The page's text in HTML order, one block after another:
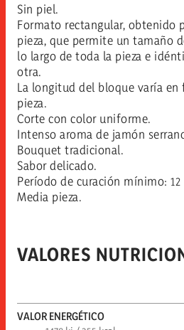
Sin piel.
Formato rectangular, obtenido
pieza, que permite un tamaño
lo largo de toda la pieza e
otra.
La longitud del bloque varía en
pieza.
Corte con color uniforme.
Intenso aroma de jamón
Bouquet tradicional.
Sabor delicado.
Período de curación mínimo: 12
Media pieza.
VALORES
VALOR ENERGÉTICO